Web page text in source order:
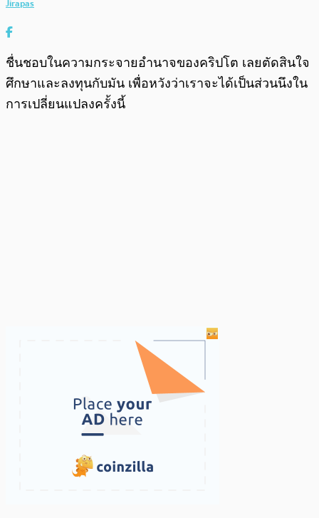
ชื่นชอบในความกระจายอำนาจของคริปโต เลยตัดสินใจ
ศึกษาและลงทุนกับมัน เพื่อหวังว่าเราจะได้เป็นส่วนนึงใน
การเปลี่ยนแปลงครั้งนี้